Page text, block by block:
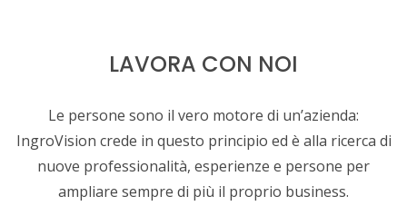
LAVORA CON NOI
Le persone sono il vero motore di un’azienda:
IngroVision crede in questo principio ed è alla ricerca di
nuove professionalità, esperienze e persone per
ampliare sempre di più il proprio business.